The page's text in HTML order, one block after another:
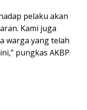
pelaku akan
Kami juga
warga yang telah
pungkas AKBP